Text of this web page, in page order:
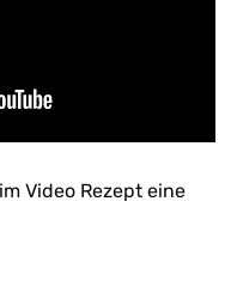
Video Rezept eine